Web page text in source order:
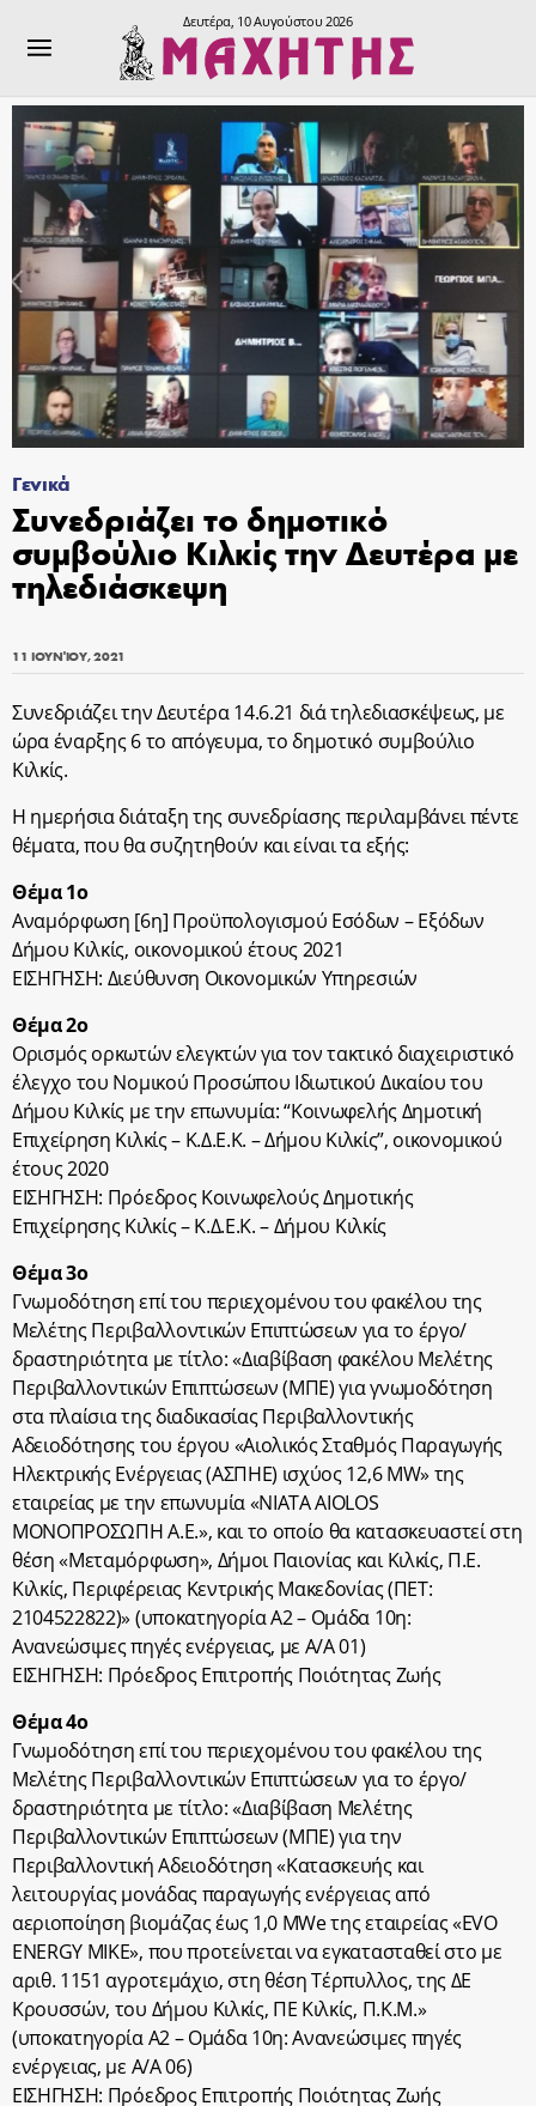
Δευτέρα, 10 Αυγούστου 2026
Γενικά
Συνεδριάζει το δημοτικό
συμβούλιο Κιλκίς την Δευτέρα με
τηλεδιάσκεψη
11 ΙΟΥΝΊΟΥ, 2021
Συνεδριάζει την Δευτέρα 14.6.21 διά τηλεδιασκέψεως, με
ώρα έναρξης 6 το απόγευμα, το δημοτικό συμβούλιο
Κιλκίς.
Η ημερήσια διάταξη της συνεδρίασης περιλαμβάνει πέντε
θέματα, που θα συζητηθούν και είναι τα εξής:
Θέμα 1ο
Αναμόρφωση [6η] Προϋπολογισμού Εσόδων – Εξόδων
Δήμου Κιλκίς, οικονομικού έτους 2021
ΕΙΣΗΓΗΣΗ: Διεύθυνση Οικονομικών Υπηρεσιών
Θέμα 2ο
Ορισμός ορκωτών ελεγκτών για τον τακτικό διαχειριστικό
έλεγχο του Νομικού Προσώπου Ιδιωτικού Δικαίου του
Δήμου Κιλκίς με την επωνυμία: “Κοινωφελής Δημοτική
Επιχείρηση Κιλκίς – Κ.Δ.Ε.Κ. – Δήμου Κιλκίς”, οικονομικού
έτους 2020
ΕΙΣΗΓΗΣΗ: Πρόεδρος Κοινωφελούς Δημοτικής
Επιχείρησης Κιλκίς – Κ.Δ.Ε.Κ. – Δήμου Κιλκίς
Θέμα 3ο
Γνωμοδότηση επί του περιεχομένου του φακέλου της
Μελέτης Περιβαλλοντικών Επιπτώσεων για το έργο/
δραστηριότητα με τίτλο: «Διαβίβαση φακέλου Μελέτης
Περιβαλλοντικών Επιπτώσεων (ΜΠΕ) για γνωμοδότηση
στα πλαίσια της διαδικασίας Περιβαλλοντικής
Αδειοδότησης του έργου «Αιολικός Σταθμός Παραγωγής
Ηλεκτρικής Ενέργειας (ΑΣΠΗΕ) ισχύος 12,6 MW» της
εταιρείας με την επωνυμία «NIATA AIOLOS
ΜΟΝΟΠΡΟΣΩΠΗ A.E.», και το οποίο θα κατασκευαστεί στη
θέση «Μεταμόρφωση», Δήμοι Παιονίας και Κιλκίς, Π.Ε.
Κιλκίς, Περιφέρειας Κεντρικής Μακεδονίας (ΠΕΤ:
2104522822)» (υποκατηγορία Α2 – Ομάδα 10η:
Ανανεώσιμες πηγές ενέργειας, με Α/Α 01)
ΕΙΣΗΓΗΣΗ: Πρόεδρος Επιτροπής Ποιότητας Ζωής
Θέμα 4ο
Γνωμοδότηση επί του περιεχομένου του φακέλου της
Μελέτης Περιβαλλοντικών Επιπτώσεων για το έργο/
δραστηριότητα με τίτλο: «Διαβίβαση Μελέτης
Περιβαλλοντικών Επιπτώσεων (MΠΕ) για την
Περιβαλλοντική Αδειοδότηση «Κατασκευής και
λειτουργίας μονάδας παραγωγής ενέργειας από
αεριοποίηση βιομάζας έως 1,0 MWe της εταιρείας «EVO
ENERGY MIKE», που προτείνεται να εγκατασταθεί στο με
αριθ. 1151 αγροτεμάχιο, στη θέση Τέρπυλλος, της ΔΕ
Κρουσσών, του Δήμου Κιλκίς, ΠΕ Κιλκίς, Π.Κ.Μ.»
(υποκατηγορία Α2 – Ομάδα 10η: Ανανεώσιμες πηγές
ενέργειας, με Α/Α 06)
ΕΙΣΗΓΗΣΗ: Πρόεδρος Επιτροπής Ποιότητας Ζωής